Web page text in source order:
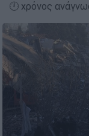
🕛 χρόνος